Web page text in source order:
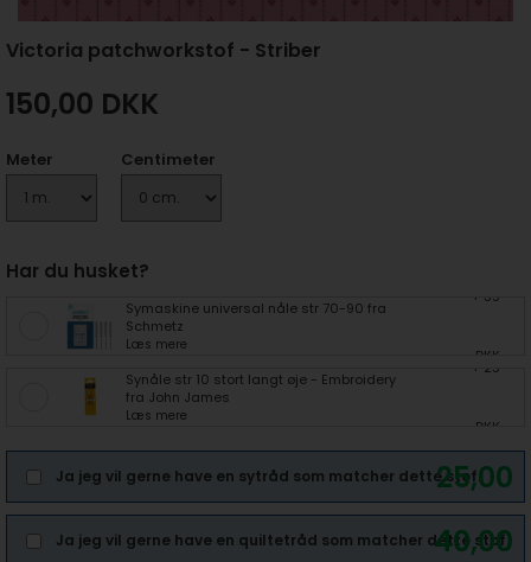
Victoria patchworkstof - Striber
150,00 DKK
Meter Centimeter
Har du husket?
Symaskine universal nåle str 70-90 fra
Schmetz
Læs mere
+ 35
DKK
Synåle str 10 stort langt øje - Embroidery
fra John James
Læs mere
+ 25
DKK
25,00
Ja jeg vil gerne have en sytråd som matcher dette stof.
40,00
Ja jeg vil gerne have en quiltetråd som matcher dette stof.